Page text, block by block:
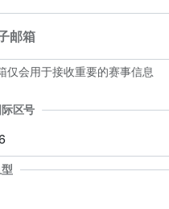
邮箱
仅会用于接收重要的赛事信息
区号